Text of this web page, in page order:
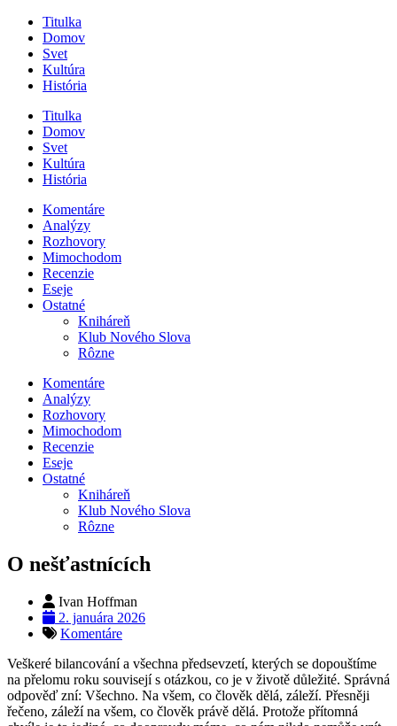
Titulka
Domov
Svet
Kultúra
História
Titulka
Domov
Svet
Kultúra
História
Komentáre
Analýzy
Rozhovory
Mimochodom
Recenzie
Eseje
Ostatné
Kniháreň
Klub Nového Slova
Rôzne
Komentáre
Analýzy
Rozhovory
Mimochodom
Recenzie
Eseje
Ostatné
Kniháreň
Klub Nového Slova
Rôzne
O nešťastnících
Ivan Hoffman
2. januára 2026
Komentáre
Veškeré bilancování a všechna předsevzetí, kterých se dopouštíme
na přelomu roku souvisejí s otázkou, co je v životě důležité. Správná
odpověď zní: Všechno. Na všem, co člověk dělá, záleží. Přesněji
řečeno, záleží na všem, co člověk právě dělá. Protože přítomná